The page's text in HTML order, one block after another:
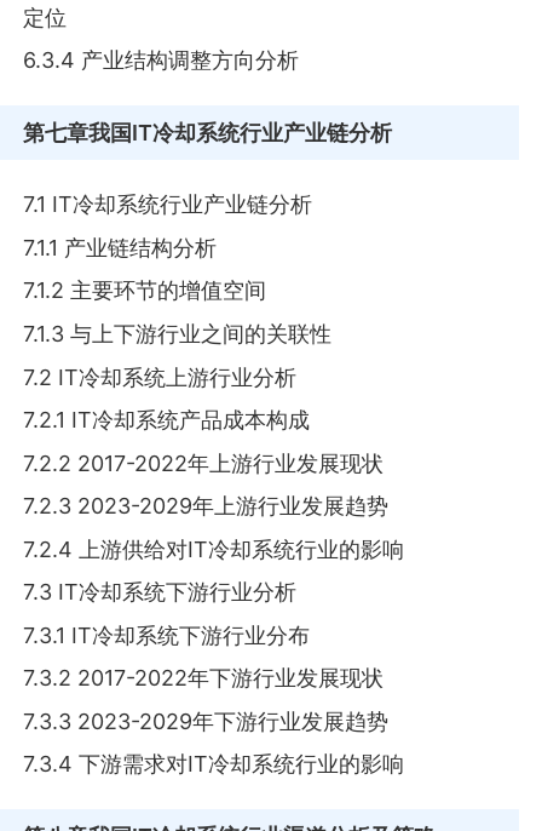
定位
6.3.4 产业结构调整方向分析
第七章我国IT冷却系统行业产业链分析
7.1 IT冷却系统行业产业链分析
7.1.1 产业链结构分析
7.1.2 主要环节的增值空间
7.1.3 与上下游行业之间的关联性
7.2 IT冷却系统上游行业分析
7.2.1 IT冷却系统产品成本构成
7.2.2 2017-2022年上游行业发展现状
7.2.3 2023-2029年上游行业发展趋势
7.2.4 上游供给对IT冷却系统行业的影响
7.3 IT冷却系统下游行业分析
7.3.1 IT冷却系统下游行业分布
7.3.2 2017-2022年下游行业发展现状
7.3.3 2023-2029年下游行业发展趋势
7.3.4 下游需求对IT冷却系统行业的影响